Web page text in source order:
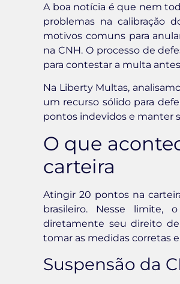
A boa notícia é que nem
problemas na calibração
motivos comuns para
na CNH. O processo de
para contestar a multa
Na Liberty Multas,
um recurso sólido para
pontos indevidos e manter
O que
carteira
Atingir 20 pontos na
brasileiro. Nesse limite,
diretamente seu direito de
tomar as medidas corretas
Suspensão da